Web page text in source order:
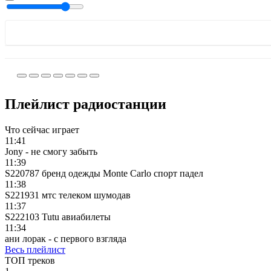
Плейлист радиостанции
Что сейчас играет
11:41
Jony - не смогу забыть
11:39
S220787 бренд одежды Monte Carlo спорт падел
11:38
S221931 мтс телеком шумодав
11:37
S222103 Tutu авиабилеты
11:34
ани лорак - с первого взгляда
Весь плейлист
ТОП треков